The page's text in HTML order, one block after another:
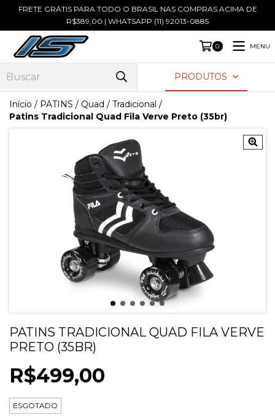
FRETE GRÁTIS PARA TODO O BRASIL NAS COMPRAS ACIMA DE
R$389,00 | WHATSAPP (11) 92013-0885
0 MENU
PRODUTOS
Início / PATINS / Quad / Tradicional /
Patins Tradicional Quad Fila Verve Preto (35br)
PATINS TRADICIONAL QUAD FILA VERVE
PRETO (35BR)
R$499,00
ESGOTADO